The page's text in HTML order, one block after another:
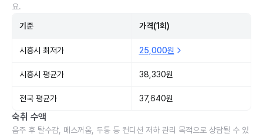
요.
기준 가격(1회)
시흥시 최저가 25,000원
시흥시 평균가 38,330원
전국 평균가 37,640원
숙취 수액
음주 후 탈수감, 메스꺼움, 두통 등 컨디션 저하 관리 목적으로 상담될 수 있